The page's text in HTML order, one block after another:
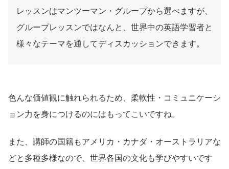
レッスンはマンツーマン・グループから選べますが、
グループレッスンではなんと、世界中の英語学習者と
様々なテーマを通してディスカッションできます。
色んな価値観に触れられるため、柔軟性・コミュニケーシ
ョン力を身につけるのにはもってこいですね。
また、講師の国籍もアメリカ・カナダ・オーストラリアな
どと多種多様なので、世界各国の文化も学びやすいです